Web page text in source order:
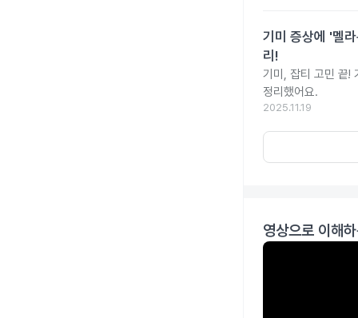
기미 증상에 '멜
리!
기미, 잡티 고민 끝!
정리했어요.
2025.11.19
영상으로 이해